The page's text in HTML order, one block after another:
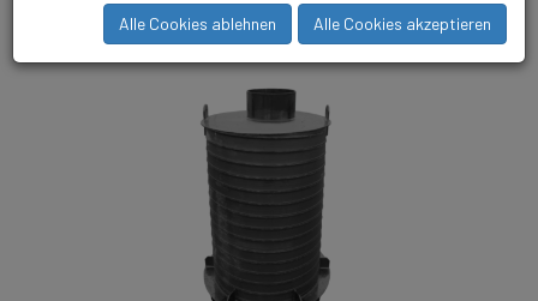
Betriebssicherheit.Alle Cookies ablehnen Alle Cookies akzeptieren